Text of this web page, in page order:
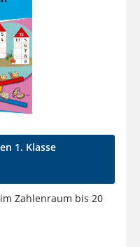
1. Klasse
Zahlenraum bis 20